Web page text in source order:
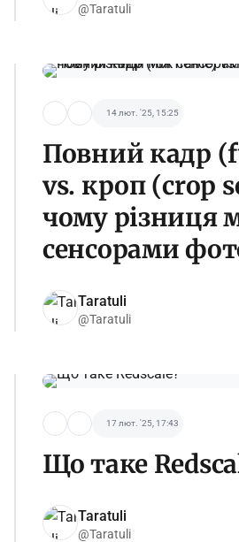
@Taratuli
14 лют. '25, 15:25
Повний кадр
vs. кроп (crop
чому різниця
сенсорами
Taratuli
@Taratuli
17 лют. '25, 17:43
Що таке
Taratuli
@Taratuli